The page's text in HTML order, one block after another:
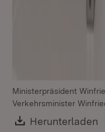
Ministerpräsident
Verkehrsminister
Download:
Herunterladen